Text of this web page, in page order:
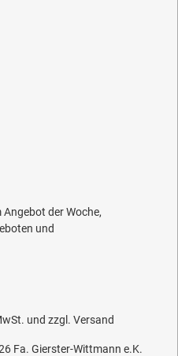
der Woche,
und
und zzgl. Versand
Fa. Gierster-Wittmann e.K.